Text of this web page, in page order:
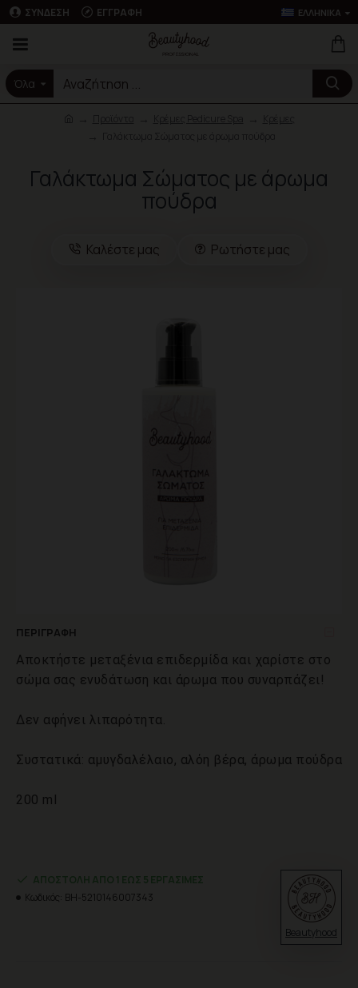
ΣΎΝΔΕΣΗ ΕΓΓΡΑΦΉ ΕΛΛΗΝΙΚΆ
Όλα
Γαλάκτωμα Σώματος με άρωμα
πούδρα
Καλέστε μας Ρωτήστε μας
ΠΕΡΙΓΡΑΦΉ
Αποκτήστε μεταξένια επιδερμίδα και χαρίστε στο
σώμα σας ενυδάτωση και άρωμα που συναρπάζει!
Δεν αφήνει λιπαρότητα.
Συστατικά: αμυγδαλέλαιο, αλόη βέρα, άρωμα πούδρα
200 ml
ΑΠΟΣΤΟΛΉ ΑΠΌ 1 ΈΩΣ 5 ΕΡΓΆΣΙΜΕΣ
Κωδικός: BH-5210146007343
Beautyhood